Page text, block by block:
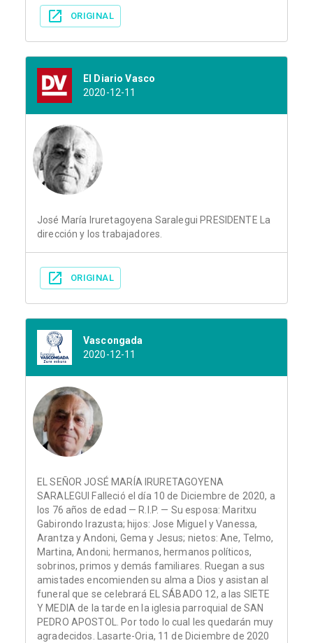
ORIGINAL
El Diario Vasco
2020-12-11
José María Iruretagoyena Saralegui PRESIDENTE La
dirección y los trabajadores.
ORIGINAL
Vascongada
2020-12-11
EL SEÑOR JOSÉ MARÍA IRURETAGOYENA
SARALEGUI Falleció el día 10 de Diciembre de 2020, a
los 76 años de edad — R.I.P. — Su esposa: Maritxu
Gabirondo Irazusta; hijos: Jose Miguel y Vanessa,
Arantza y Andoni, Gema y Jesus; nietos: Ane, Telmo,
Martina, Andoni; hermanos, hermanos políticos,
sobrinos, primos y demás familiares. Ruegan a sus
amistades encomienden su alma a Dios y asistan al
funeral que se celebrará EL SÁBADO 12, a las SIETE
Y MEDIA de la tarde en la iglesia parroquial de SAN
PEDRO APOSTOL. Por todo lo cual les quedarán muy
agradecidos. Lasarte-Oria, 11 de Diciembre de 2020